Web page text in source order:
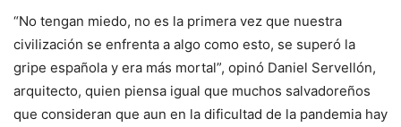
“No tengan miedo, no es la primera vez que nuestra
civilización se enfrenta a algo como esto, se superó la
gripe española y era más mortal”, opinó Daniel Servellón,
arquitecto, quien piensa igual que muchos salvadoreños
que consideran que aun en la dificultad de la pandemia hay